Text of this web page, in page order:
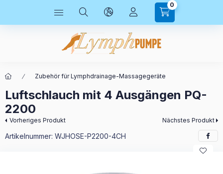
0
Zubehör für Lymphdrainage-Massagegeräte
Luftschlauch mit 4 Ausgängen PQ-
2200
Vorheriges Produkt Nächstes Produkt
Artikelnummer: WJHOSE-P2200-4CH